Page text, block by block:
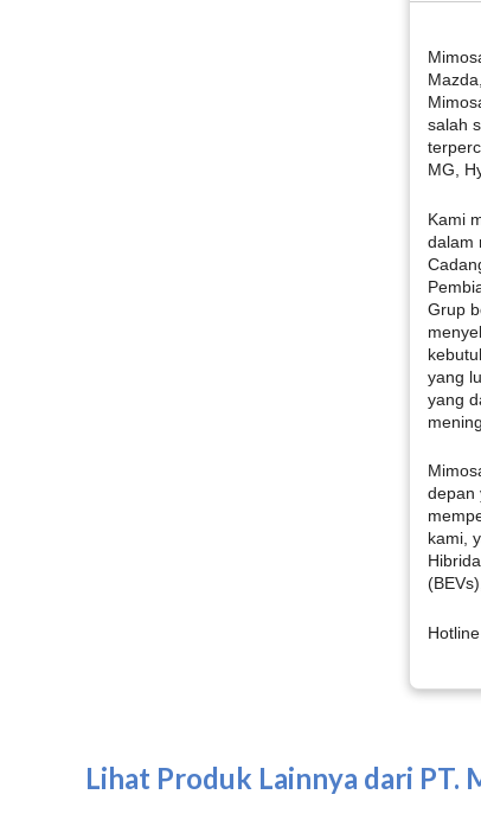
salah
MG,
Kami
dalam
Grup
yang
yang
depan
kami,
Lihat Produk Lainnya dari PT.